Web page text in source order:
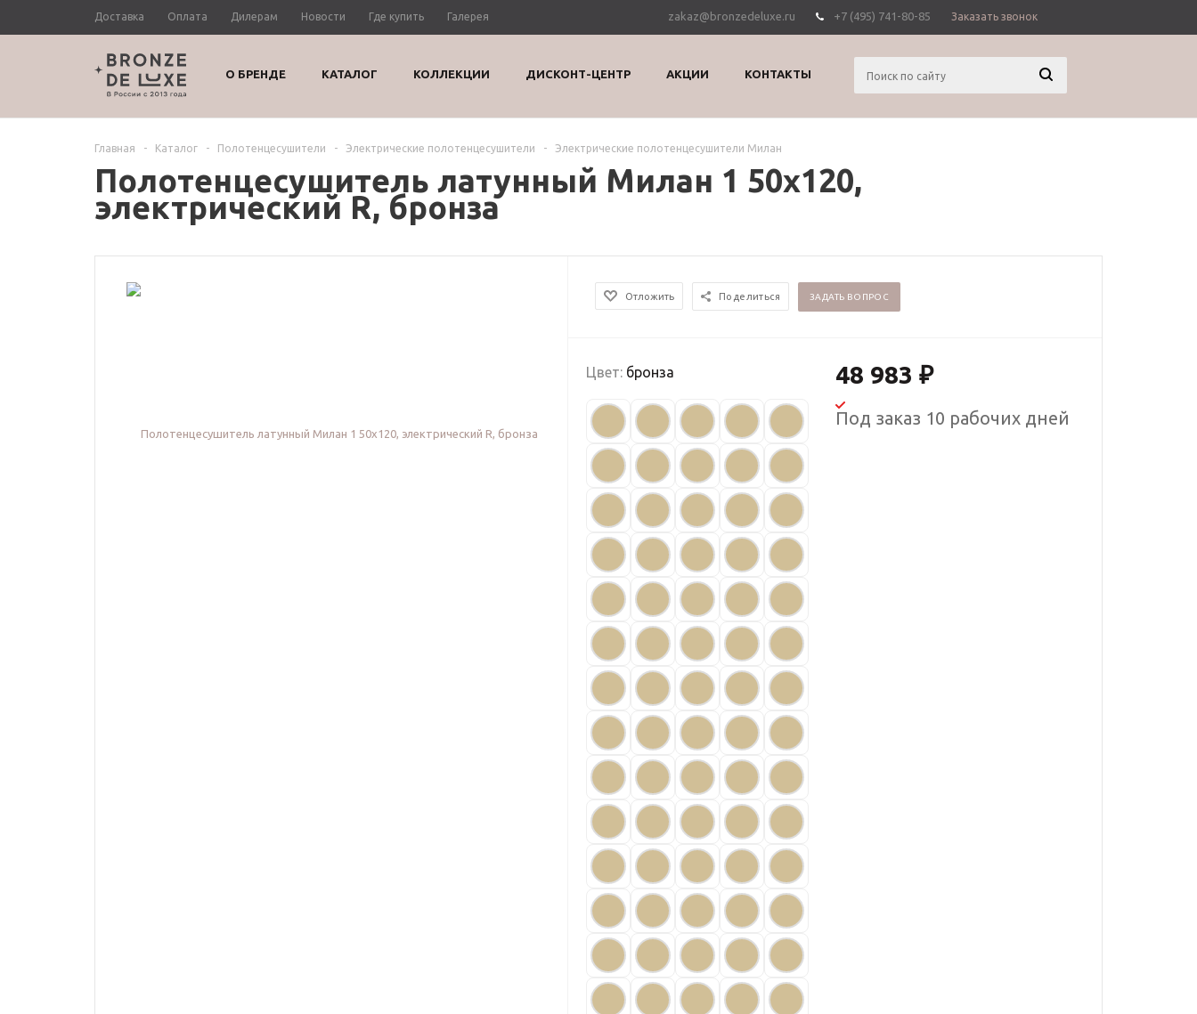
Доставка Оплата Дилерам Новости Где купить Галерея zakaz@bronzedeluxe.ru +7 (495) 741-80-85 Заказать звонок
О БРЕНДЕ КАТАЛОГ КОЛЛЕКЦИИ ДИСКОНТ-ЦЕНТР АКЦИИ КОНТАКТЫ
Главная - Каталог - Полотенцесушители - Электрические полотенцесушители - Электрические полотенцесушители Милан
Полотенцесушитель латунный Милан 1 50х120,
электрический R, бронза
Отложить Поделиться ЗАДАТЬ ВОПРОС
Цвет: бронза 48 983 ₽
Под заказ 10 рабочих дней